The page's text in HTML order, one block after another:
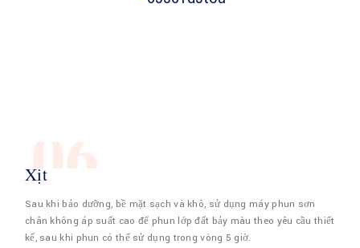
06
Xịt
Sau khi bảo dưỡng, bề mặt sạch và khô, sử dụng máy phun sơn
chân không áp suất cao để phun lớp đất bảy màu theo yêu cầu thiết
kế, sau khi phun có thể sử dụng trong vòng 5 giờ.